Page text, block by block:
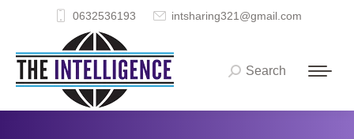
0632536193 intsharing321@gmail.com
Search:
Search